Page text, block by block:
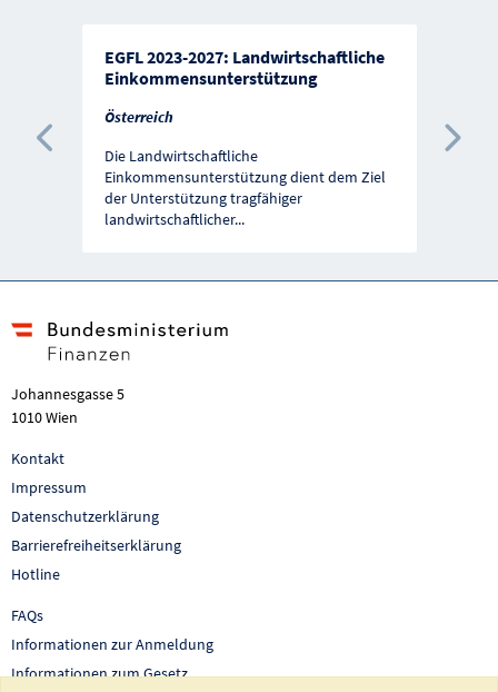
EGFL 2023-2027: Landwirtschaftliche
Einkommensunterstützung
Österreich
Die Landwirtschaftliche
Einkommensunterstützung dient dem Ziel
der Unterstützung tragfähiger
landwirtschaftlicher...
Vorherige Förderung
Johannesgasse 5
1010 Wien
Kontakt
Impressum
Datenschutzerklärung
Barrierefreiheitserklärung
Hotline
FAQs
Informationen zur Anmeldung
Informationen zum Gesetz